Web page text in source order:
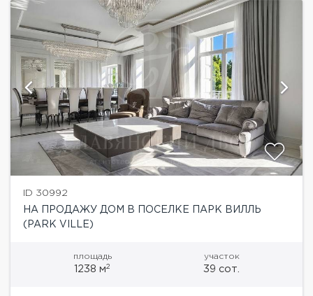
ID 30992
НА ПРОДАЖУ ДОМ В ПОСЕЛКЕ ПАРК ВИЛЛЬ
(PARK VILLE)
площадь
1238 м2
участок
39 сот.